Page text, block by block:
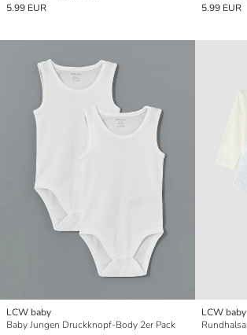
5.99 EUR
5.99 EUR
LCW baby
Baby Jungen Druckknopf-Body 2er Pack
LCW baby